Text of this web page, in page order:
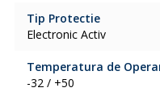
Tip Protectie
Electronic Activ
Temperatura de
-32 / +50